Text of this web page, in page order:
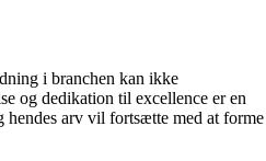
i branchen kan ikke
og dedikation til excellence er en
arv vil fortsætte med at forme